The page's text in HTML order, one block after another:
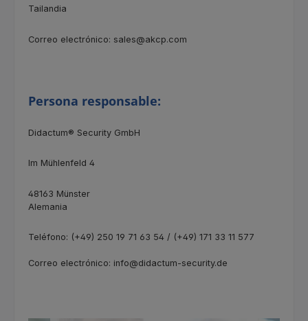
Tailandia
Correo electrónico: sales@akcp.com
Persona responsable:
Didactum® Security GmbH
Im Mühlenfeld 4
48163 Münster
Alemania
Teléfono: (+49) 250 19 71 63 54 / (+49) 171 33 11 577
Correo electrónico: info@didactum-security.de